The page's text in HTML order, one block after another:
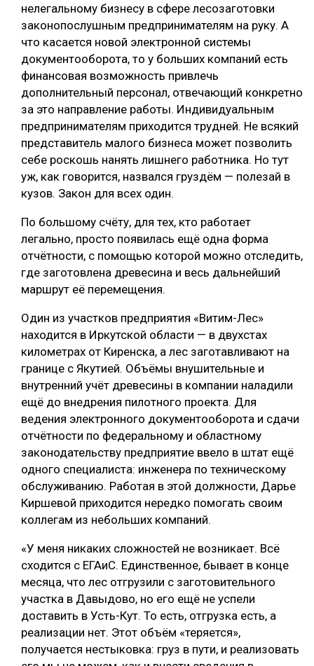
нелегальному бизнесу в сфере лесозаготовки
законопослушным предпринимателям на руку. А
что касается новой электронной системы
документооборота, то у больших компаний есть
финансовая возможность привлечь
дополнительный персонал, отвечающий конкретно
за это направление работы. Индивидуальным
предпринимателям приходится трудней. Не всякий
представитель малого бизнеса может позволить
себе роскошь нанять лишнего работника. Но тут
уж, как говорится, назвался груздём — полезай в
кузов. Закон для всех один.
По большому счёту, для тех, кто работает
легально, просто появилась ещё одна форма
отчётности, с помощью которой можно отследить,
где заготовлена древесина и весь дальнейший
маршрут её перемещения.
Один из участков предприятия «Витим-Лес»
находится в Иркутской области — в двухстах
километрах от Киренска, а лес заготавливают на
границе с Якутией. Объёмы внушительные и
внутренний учёт древесины в компании наладили
ещё до внедрения пилотного проекта. Для
ведения электронного документооборота и сдачи
отчётности по федеральному и областному
законодательству предприятие ввело в штат ещё
одного специалиста: инженера по техническому
обслуживанию. Работая в этой должности, Дарье
Киршевой приходится нередко помогать своим
коллегам из небольших компаний.
«У меня никаких сложностей не возникает. Всё
сходится с ЕГАиС. Единственное, бывает в конце
месяца, что лес отгрузили с заготовительного
участка в Давыдово, но его ещё не успели
доставить в Усть-Кут. То есть, отгрузка есть, а
реализации нет. Этот объём «теряется»,
получается нестыковка: груз в пути, и реализовать